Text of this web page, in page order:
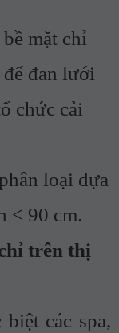
mặt chỉ
đan lưới
chức cải
loại dựa
< 90 cm.
trên thị
các spa,